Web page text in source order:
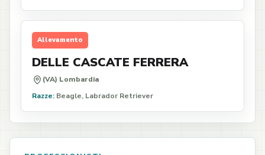
Allevamento
DELLE CASCATE FERRERA
(VA) Lombardia
Razze: Beagle, Labrador Retriever